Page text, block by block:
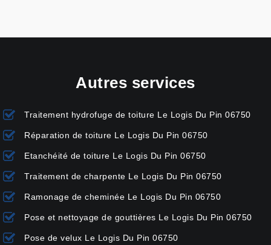
Autres services
Traitement hydrofuge de toiture Le Logis Du Pin 06750
Réparation de toiture Le Logis Du Pin 06750
Etanchéité de toiture Le Logis Du Pin 06750
Traitement de charpente Le Logis Du Pin 06750
Ramonage de cheminée Le Logis Du Pin 06750
Pose et nettoyage de gouttières Le Logis Du Pin 06750
Pose de velux Le Logis Du Pin 06750